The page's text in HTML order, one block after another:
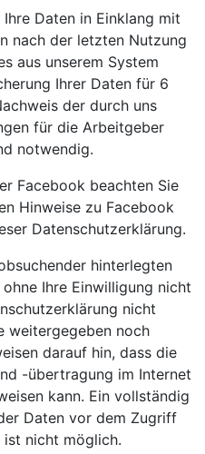
Daten in Einklang mit
nach der letzten Nutzung
aus unserem System
Ihrer Daten für 6
der durch uns
für die Arbeitgeber
notwendig.
Facebook beachten Sie
Hinweise zu Facebook
Datenschutzerklärung.
hinterlegten
Ihre Einwilligung nicht
nicht
weitergegeben noch
darauf hin, dass die
-übertragung im Internet
kann. Ein vollständig
Daten vor dem Zugriff
nicht möglich.